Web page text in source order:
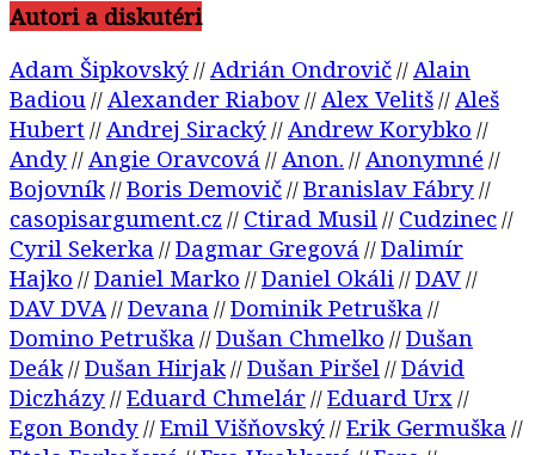
Autori a diskutéri
Adam Šipkovský// Adrián Ondrovič// Alain
Badiou // Alexander Riabov// Alex Velitš// Aleš
Hubert // Andrej Siracký// Andrew Korybko //
Andy// Angie Oravcová // Anon. // Anonymné //
Bojovník//Boris Demovič//Branislav Fábry//
casopisargument.cz // Ctirad Musil // Cudzinec//
Cyril Sekerka //Dagmar Gregová //Dalimír
Hajko //Daniel Marko //Daniel Okáli //DAV//
DAV DVA//Devana //Dominik Petruška //
Domino Petruška //Dušan Chmelko //Dušan
Deák//Dušan Hirjak//Dušan Piršel //Dávid
Diczházy//Eduard Chmelár//Eduard Urx //
Egon Bondy//Emil Višňovský//Erik Germuška //